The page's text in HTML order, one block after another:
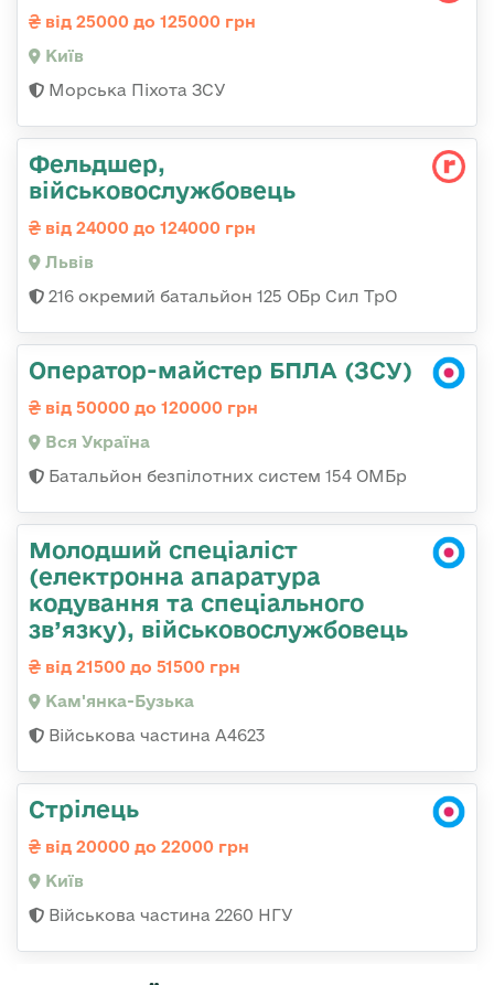
від 25000 до 125000 грн
Київ
Морська Піхота ЗСУ
Фельдшер,
військовослужбовець
від 24000 до 124000 грн
Львів
216 окремий батальйон 125 ОБр Сил ТрО
Оператор-майстер БПЛА (ЗСУ)
від 50000 до 120000 грн
Вся Україна
Батальйон безпілотних систем 154 ОМБр
Молодший спеціаліст
(електронна апаратура
кодування та спеціального
зв’язку), військовослужбовець
від 21500 до 51500 грн
Кам'янка-Бузька
Військова частина А4623
Стрілець
від 20000 до 22000 грн
Київ
Військова частина 2260 НГУ